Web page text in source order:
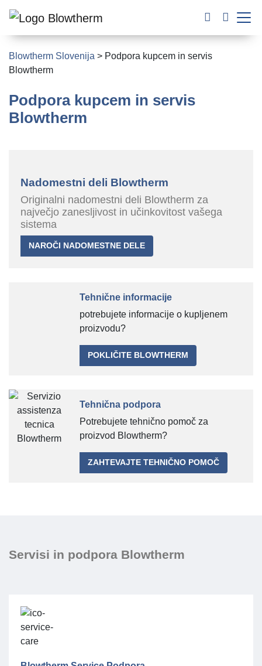
Blowtherm Slovenija > Podpora kupcem in servis
Blowtherm
Podpora kupcem in servis
Blowtherm
Nadomestni deli Blowtherm
Originalni nadomestni deli Blowtherm za
največjo zanesljivost in učinkovitost vašega
sistema
NAROČI NADOMESTNE DELE
Tehnične informacije
potrebujete informacije o kupljenem
proizvodu?
POKLIČITE BLOWTHERM
Tehnična podpora
Potrebujete tehnično pomoč za
proizvod Blowtherm?
ZAHTEVAJTE TEHNIČNO POMOČ
Servisi in podpora Blowtherm